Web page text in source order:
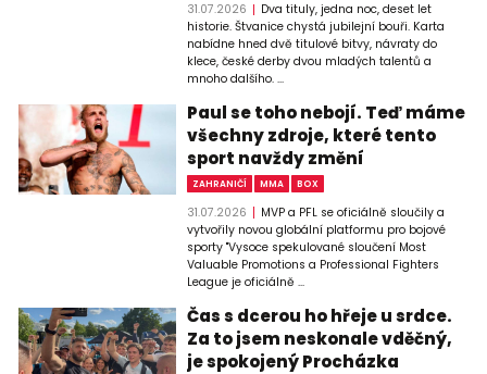
31.07.2026
Dva tituly, jedna noc, deset let
historie. Štvanice chystá jubilejní bouři. Karta
nabídne hned dvě titulové bitvy, návraty do
klece, české derby dvou mladých talentů a
mnoho dalšího. ...
Paul se toho nebojí. Teď máme
všechny zdroje, které tento
sport navždy změní
ZAHRANIČÍ MMA BOX
31.07.2026
MVP a PFL se oficiálně sloučily a
vytvořily novou globální platformu pro bojové
sporty "Vysoce spekulované sloučení Most
Valuable Promotions a Professional Fighters
League je oficiálně ...
Čas s dcerou ho hřeje u srdce.
Za to jsem neskonale vděčný,
je spokojený Procházka